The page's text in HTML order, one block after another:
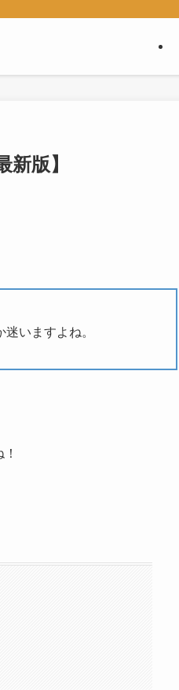
版】
いますよね。